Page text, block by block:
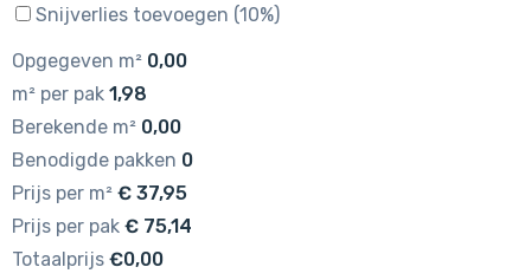
Snijverlies toevoegen (10%)
Opgegeven m² 0,00
m² per pak 1,98
Berekende m² 0,00
Benodigde pakken 0
Prijs per m² € 37,95
Prijs per pak € 75,14
Totaalprijs €0,00